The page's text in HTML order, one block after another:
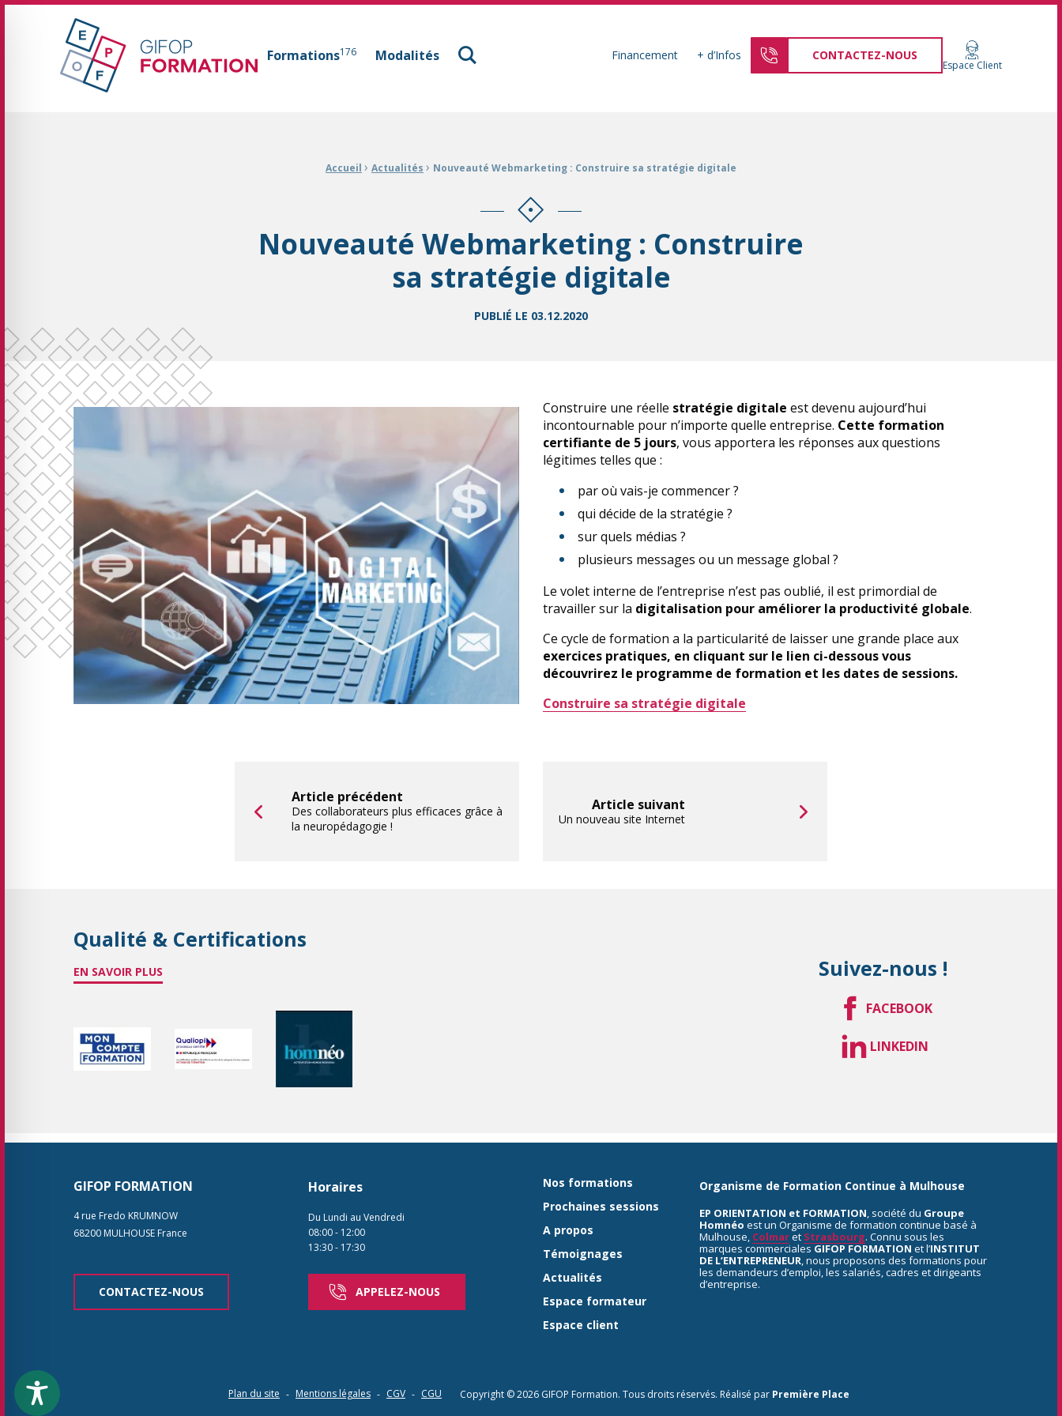
GIFOP Formation Centre de formation continue à Mulhouse
Formations176 Modalités Financement + d’Infos CONTACTEZ-NOUS
Espace Client
Accueil › Actualités › Nouveauté Webmarketing : Construire sa stratégie digitale
Nouveauté Webmarketing : Construire
sa stratégie digitale
PUBLIÉ LE 03.12.2020
Construire une réelle stratégie digitale est devenu aujourd’hui
incontournable pour n’importe quelle entreprise. Cette formation
certifiante de 5 jours, vous apportera les réponses aux questions
légitimes telles que :
par où vais-je commencer ?
qui décide de la stratégie ?
sur quels médias ?
plusieurs messages ou un message global ?
Le volet interne de l’entreprise n’est pas oublié, il est primordial de
travailler sur la digitalisation pour améliorer la productivité globale.
Ce cycle de formation a la particularité de laisser une grande place aux
exercices pratiques, en cliquant sur le lien ci-dessous vous
découvrirez le programme de formation et les dates de sessions.
Construire sa stratégie digitale
Article précédent
Des collaborateurs plus efficaces grâce à
la neuropédagogie !
Article suivant
Un nouveau site Internet
Qualité & Certifications
EN SAVOIR PLUS Suivez-nous !
FACEBOOK
LINKEDIN
GIFOP FORMATION
4 rue Fredo KRUMNOW
68200 MULHOUSE France
CONTACTEZ-NOUS
Horaires
Du Lundi au Vendredi
08:00- 12:00
13:30- 17:30
APPELEZ-NOUS
Nos formations
Prochaines sessions
A propos
Témoignages
Actualités
Espace formateur
Espace client
Organisme de Formation Continue à Mulhouse
EP ORIENTATION et FORMATION, société du Groupe
Homnéoest un Organisme de formation continue basé à
Mulhouse, Colmaret Strasbourg. Connu sous les
marques commercialesGIFOP FORMATION et l’INSTITUT
DE L’ENTREPRENEUR, nous proposons des formations pour
les demandeurs d’emploi, les salariés, cadres et dirigeants
d’entreprise.
Plan du site Mentions légales CGV CGU Copyright © 2026 GIFOP Formation. Tous droits réservés. Réalisé par Première Place